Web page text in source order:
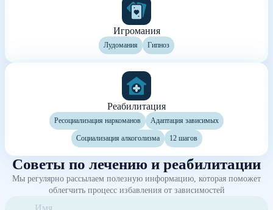
Игромания
Лудомания Гипноз
Реабилитация
Ресоциализация наркоманов Адаптация зависимых
Социализация алкоголизма 12 шагов
Советы по лечению и реабилитации
Мы регулярно рассылаем полезную информацию, которая поможет
облегчить процесс избавления от зависимостей